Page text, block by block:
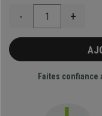
- +
Faites confiance